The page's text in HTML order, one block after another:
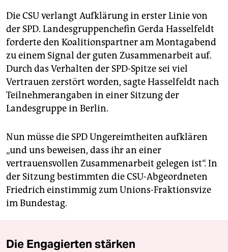
Die CSU verlangt Aufklärung in erster Linie von
der SPD. Landesgruppenchefin Gerda Hasselfeldt
forderte den Koalitionspartner am Montagabend
zu einem Signal der guten Zusammenarbeit auf.
Durch das Verhalten der SPD-Spitze sei viel
Vertrauen zerstört worden, sagte Hasselfeldt nach
Teilnehmerangaben in einer Sitzung der
Landesgruppe in Berlin.
Nun müsse die SPD Ungereimtheiten aufklären
„und uns beweisen, dass ihr an einer
vertrauensvollen Zusammenarbeit gelegen ist“. In
der Sitzung bestimmten die CSU-Abgeordneten
Friedrich einstimmig zum Unions-Fraktionsvize
im Bundestag.
Die Engagierten stärken